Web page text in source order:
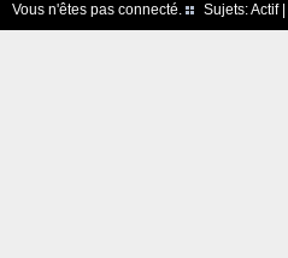
Vous n'êtes pas connecté. Sujets:Actif|